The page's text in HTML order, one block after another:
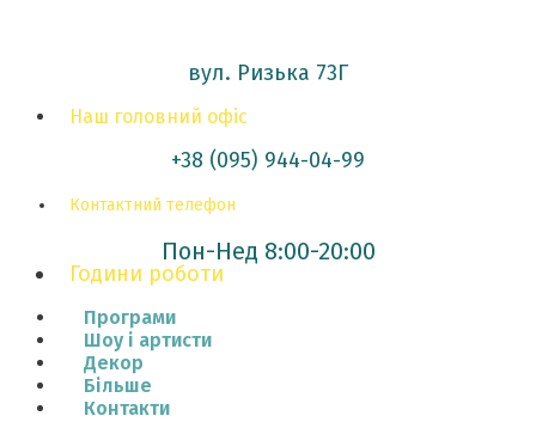
вул. Ризька 73Г
Наш головний офіс
+38 (095) 944-04-99
Контактний телефон
Пон-Нед 8:00-20:00
Години роботи
Програми
Шоу і артисти
Декор
Більше
Контакти